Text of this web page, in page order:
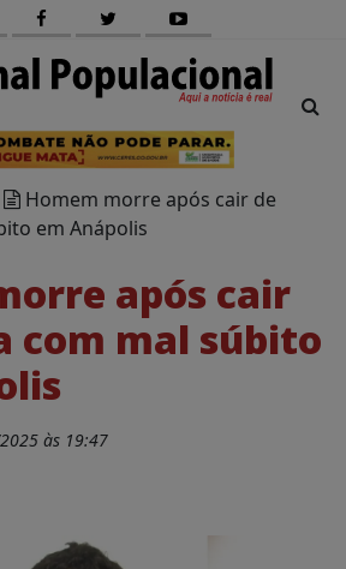
Homem morre após cair de
em Anápolis
após cair
com mal súbito
às 19:47